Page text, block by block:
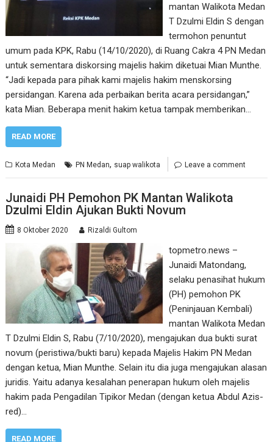
mantan Walikota Medan
T Dzulmi Eldin S dengan
termohon penuntut
umum pada KPK, Rabu (14/10/2020), di Ruang Cakra 4 PN Medan
untuk sementara diskorsing majelis hakim diketuai Mian Munthe.
“Jadi kepada para pihak kami majelis hakim menskorsing
persidangan. Karena ada perbaikan berita acara persidangan,”
kata Mian. Beberapa menit hakim ketua tampak memberikan…
READ MORE
Kota Medan PN Medan, suap walikota Leave a comment
Junaidi PH Pemohon PK Mantan Walikota
Dzulmi Eldin Ajukan Bukti Novum
8 Oktober 2020 Rizaldi Gultom
topmetro.news –
Junaidi Matondang,
selaku penasihat hukum
(PH) pemohon PK
(Peninjauan Kembali)
mantan Walikota Medan
T Dzulmi Eldin S, Rabu (7/10/2020), mengajukan dua bukti surat
novum (peristiwa/bukti baru) kepada Majelis Hakim PN Medan
dengan ketua, Mian Munthe. Selain itu dia juga mengajukan alasan
juridis. Yaitu adanya kesalahan penerapan hukum oleh majelis
hakim pada Pengadilan Tipikor Medan (dengan ketua Abdul Azis-
red)…
READ MORE